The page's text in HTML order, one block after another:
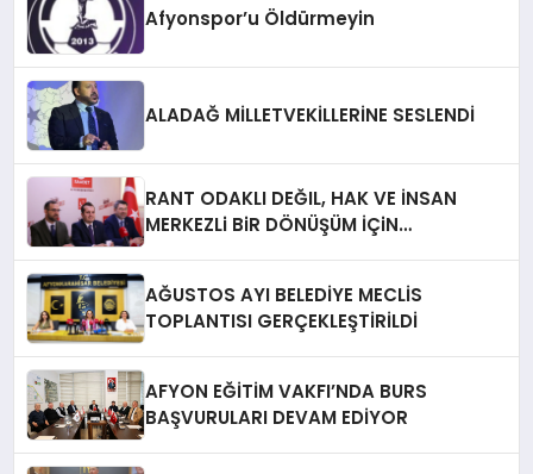
Afyonspor’u Öldürmeyin
ALADAĞ MİLLETVEKİLLERİNE SESLENDİ
RANT ODAKLI DEĞIL, HAK VE İNSAN
MERKEZLi BiR DÖNÜŞÜM İÇiN
AĞUSTOS AYI BELEDİYE MECLİS
TOPLANTISI GERÇEKLEŞTİRİLDİ
AFYON EĞİTİM VAKFI’NDA BURS
BAŞVURULARI DEVAM EDİYOR